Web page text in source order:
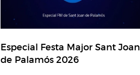
Especial Festa Major Sant Joan
de Palamós 2026